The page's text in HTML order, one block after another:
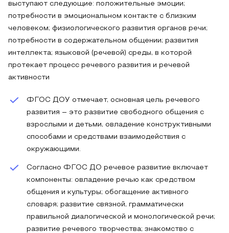
выступают следующие: положительные эмоции;
потребности в эмоциональном контакте с близким
человеком; физиологического развития органов речи;
потребности в содержательном общении; развития
интеллекта; языковой (речевой) среды, в которой
протекает процесс речевого развития и речевой
активности
ФГОС ДОУ отмечает, основная цель речевого
развития – это развитие свободного общения с
взрослыми и детьми, овладение конструктивными
способами и средствами взаимодействия с
окружающими.
Согласно ФГОС ДО речевое развитие включает
компоненты: овладение речью как средством
общения и культуры; обогащение активного
словаря; развитие связной, грамматически
правильной диалогической и монологической речи;
развитие речевого творчества; знакомство с